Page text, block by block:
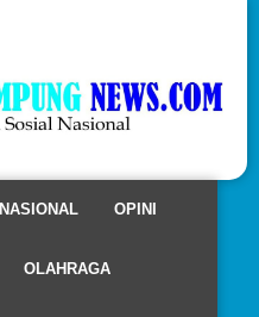
NASIONAL OPINI
OLAHRAGA